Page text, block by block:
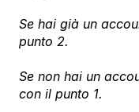
Se hai già un
punto 2.
Se non hai un
con il punto 1.